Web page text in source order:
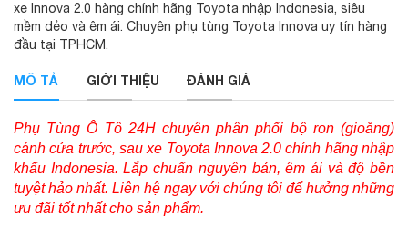
xe Innova 2.0 hàng chính hãng Toyota nhập Indonesia, siêu
mềm dẻo và êm ái. Chuyên phụ tùng Toyota Innova uy tín hàng
đầu tại TPHCM.
MÔ TẢ GIỚI THIỆU ĐÁNH GIÁ
Phụ Tùng Ô Tô 24H chuyên phân phối bộ ron (gioăng)
cánh cửa trước, sau xe Toyota Innova 2.0 chính hãng nhập
khẩu Indonesia. Lắp chuẩn nguyên bản, êm ái và độ bền
tuyệt hảo nhất. Liên hệ ngay với chúng tôi để hưởng những
ưu đãi tốt nhất cho sản phẩm.